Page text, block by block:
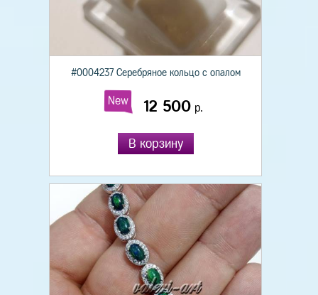
#0004237 Серебряное кольцо с опалом
New 12 500 р.
В корзину